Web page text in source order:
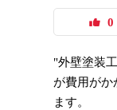
0
"外壁塗装
が費用がか
ます。